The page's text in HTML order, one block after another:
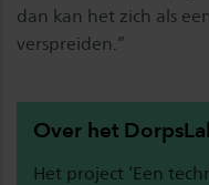
dan kan het zich als
verspreiden.”
Over het
Het project ‘Een